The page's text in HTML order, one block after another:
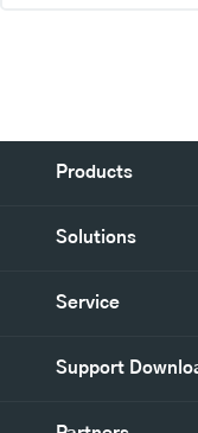
Products
Solutions
Service
Support